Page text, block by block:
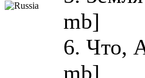
mb]
6. Что,
mb]